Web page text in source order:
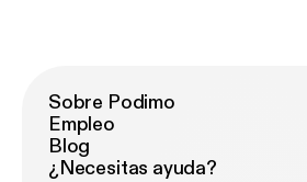
Sobre Podimo
Empleo
Blog
¿Necesitas ayuda?